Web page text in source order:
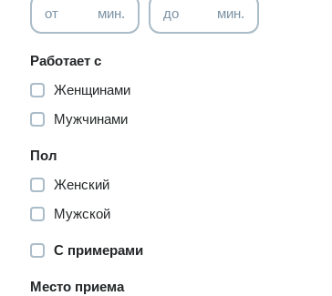
от мин. до мин.
Работает с
Женщинами
Мужчинами
Пол
Женский
Мужской
С примерами
Место приема